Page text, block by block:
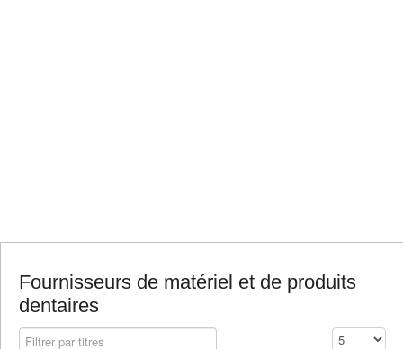
Fournisseurs de matériel et de produits
dentaires
Filtrer par titres Affichage #